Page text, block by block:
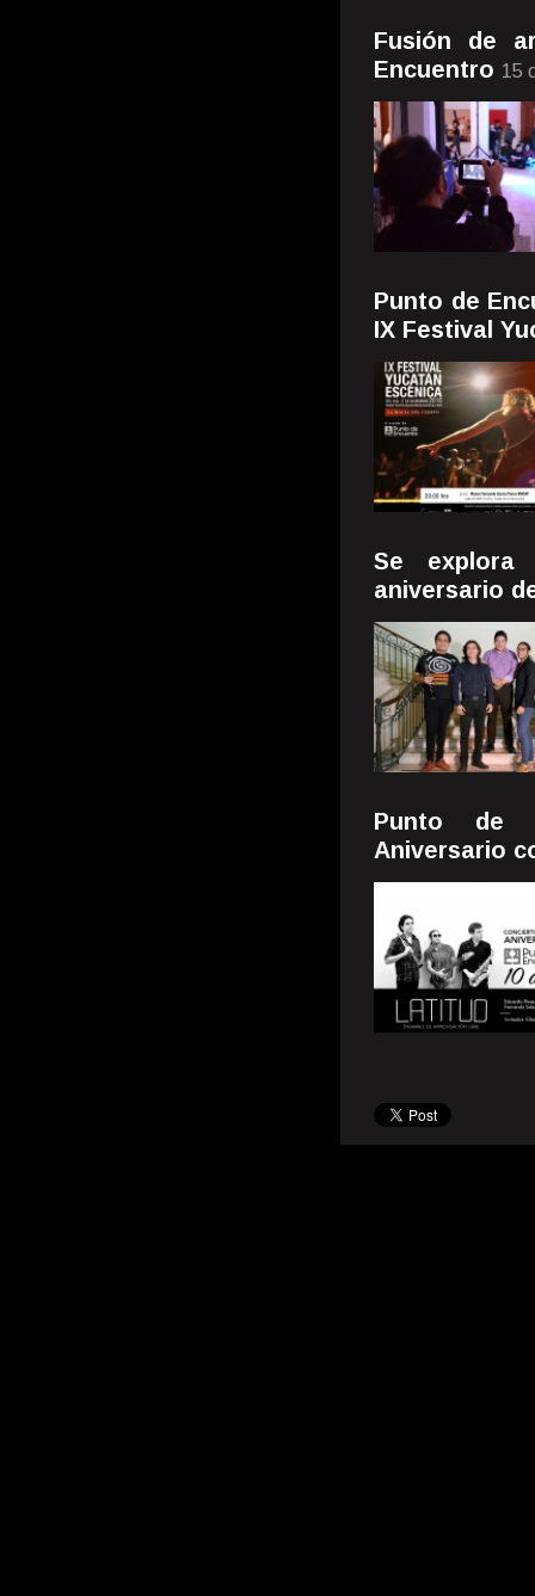
Fusión de
Encuentro 15
Punto de
IX Festival
Se
aniversario
Punto de
Aniversario